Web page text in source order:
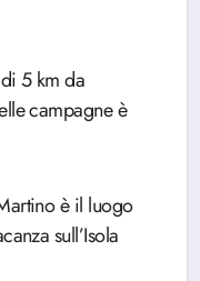
5 km da
campagne è
è il luogo
sull’Isola